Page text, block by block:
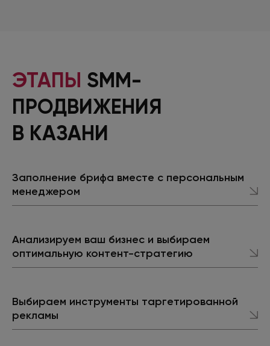
ЭТАПЫ SMM-
ПРОДВИЖЕНИЯ
В КАЗАНИ
Заполнение брифа вместе с персональным
менеджером
Анализируем ваш бизнес и выбираем
оптимальную контент-стратегию
Выбираем инструменты таргетированной
рекламы